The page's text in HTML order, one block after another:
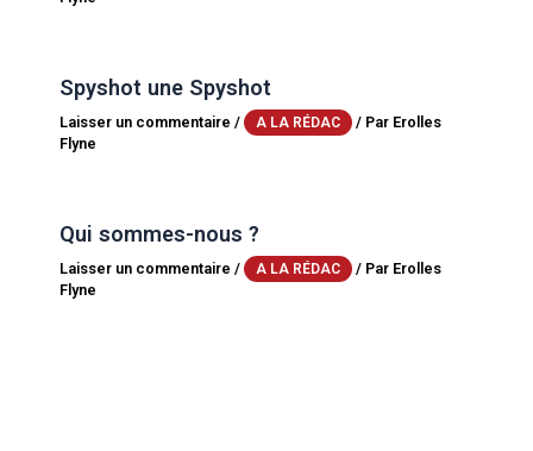
Spyshot une Spyshot
Laisser un commentaire / A LA RÉDAC / Par Erolles
Flyne
Qui sommes-nous ?
Laisser un commentaire / A LA RÉDAC / Par Erolles
Flyne